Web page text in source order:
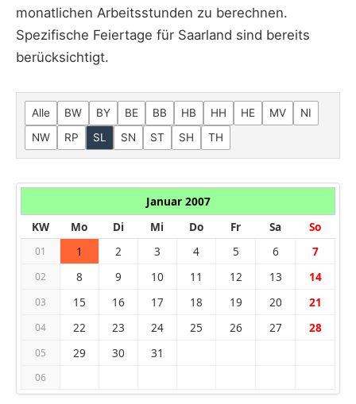
monatlichen Arbeitsstunden zu berechnen.
Spezifische Feiertage für Saarland sind bereits
berücksichtigt.
Alle BW BY BE BB HB HH HE MV
NI
NW
RP SL SN ST SH TH
Januar 2007
KW
Mo Di Mi Do Fr Sa So
01 1 2 3 4 5 6 7
02 8 9 10 11 12 13 14
03 15 16 17 18 19 20 21
04 22 23 24 25 26 27 28
05 29 30 31
06